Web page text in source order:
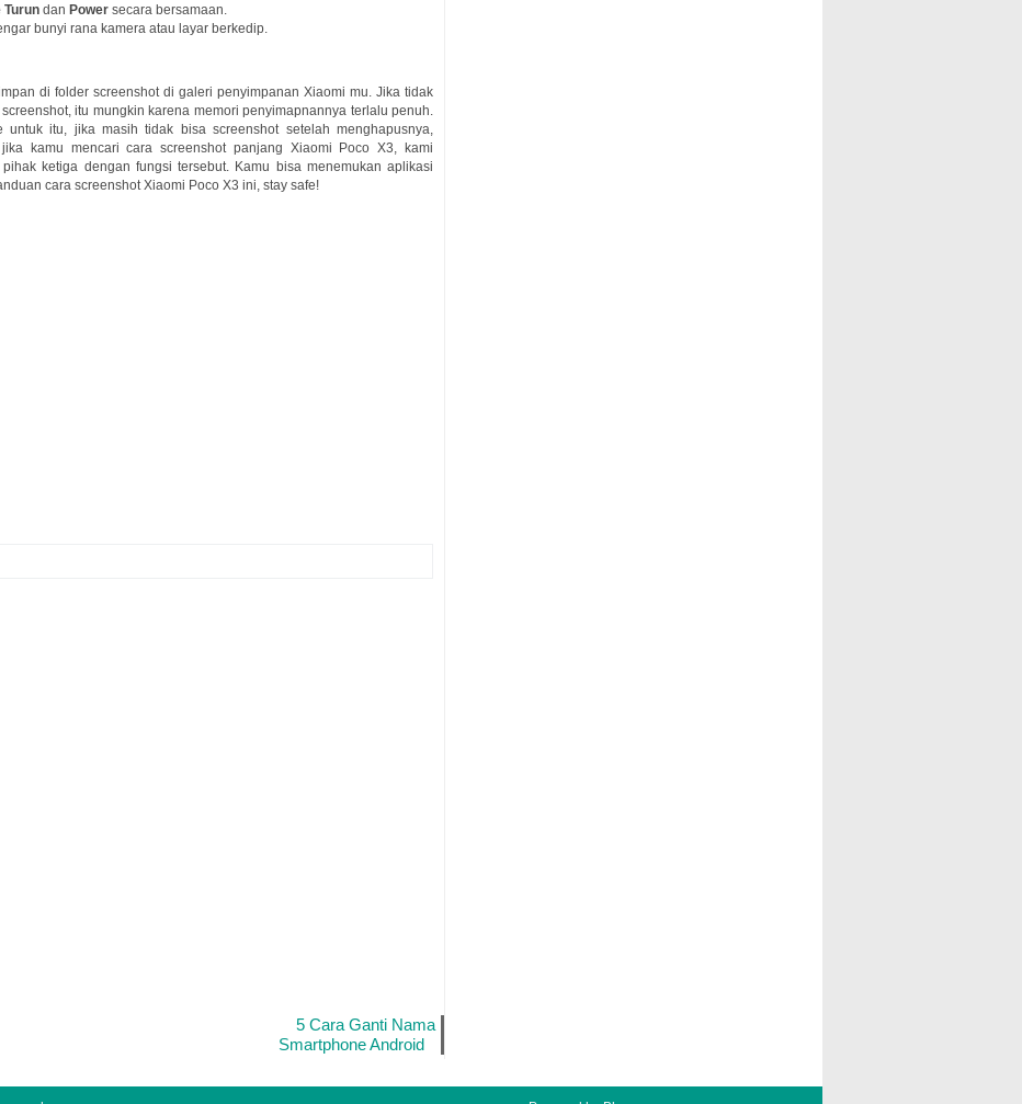
Turun dan Power secara bersamaan.
bunyi rana kamera atau layar berkedip.
di folder screenshot di galeri penyimpanan Xiaomi mu. Jika tidak
itu mungkin karena memori penyimapnannya terlalu penuh.
untuk itu, jika masih tidak bisa screenshot setelah menghapusnya,
kamu mencari cara screenshot panjang Xiaomi Poco X3, kami
ketiga dengan fungsi tersebut. Kamu bisa menemukan aplikasi
cara screenshot Xiaomi Poco X3 ini, stay safe!
5 Cara Ganti Nama
Smartphone Android